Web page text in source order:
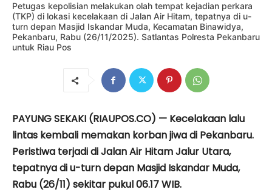
Petugas kepolisian melakukan olah tempat kejadian perkara
(TKP) di lokasi kecelakaan di Jalan Air Hitam, tepatnya di u-
turn depan Masjid Iskandar Muda, Kecamatan Binawidya,
Pekanbaru, Rabu (26/11/2025). Satlantas Polresta Pekanbaru
untuk Riau Pos
PAYUNG SEKAKI (RIAUPOS.CO) — Kecelakaan lalu
lintas kembali memakan korban jiwa di Pekanbaru.
Peristiwa terjadi di Jalan Air Hitam Jalur Utara,
tepatnya di u-turn depan Masjid Iskandar Muda,
Rabu (26/11) sekitar pukul 06.17 WIB.